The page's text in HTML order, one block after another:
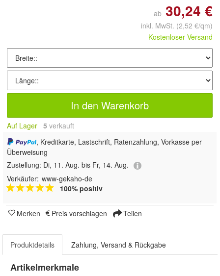
ab 30,24 €
inkl. MwSt. (2,52 €/qm)
Kostenloser Versand
In den Warenkorb
Auf Lager 5 verkauft
, Kreditkarte, Lastschrift, Ratenzahlung, Vorkasse per
Überweisung
Zustellung: Di, 11. Aug. bis Fr, 14. Aug.
Verkäufer: www-gekaho-de
100% positiv
Merken Preis vorschlagen Teilen
Produktdetails Zahlung, Versand & Rückgabe
Artikelmerkmale